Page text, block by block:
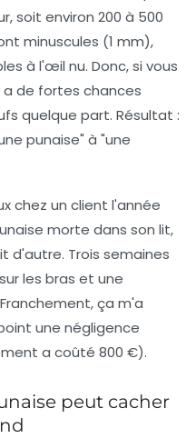
soit environ 200 à 500
minuscules (1 mm),
à l'œil nu. Donc, si vous
a de fortes chances
quelque part. Résultat :
punaise" à "une
chez un client l'année
morte dans son lit,
d'autre. Trois semaines
les bras et une
ça m'a
une négligence
a coûté 800 €).
peut cacher